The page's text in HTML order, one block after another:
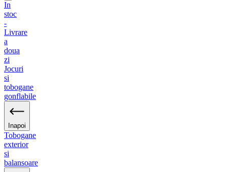
In
stoc
-
Livrare
a
doua
zi
Jocuri
si
tobogane
gonflabile
Inapoi
Tobogane
exterior
si
balansoare